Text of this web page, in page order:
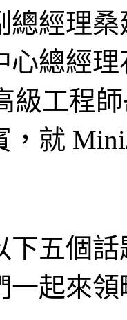
總經理
心總經
級工程
，就
下五個
一起來